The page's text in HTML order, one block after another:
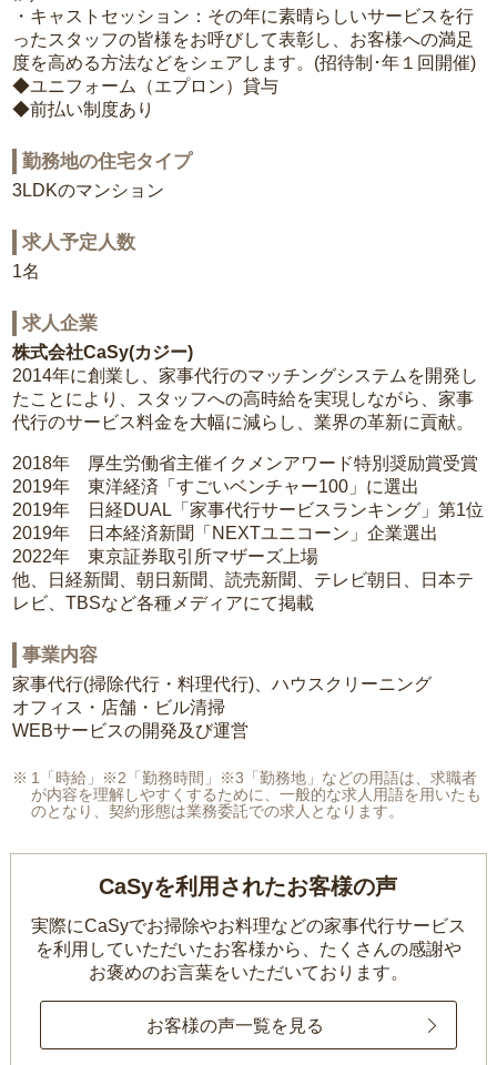
・キャストセッション：その年に素晴らしいサービスを行
ったスタッフの皆様をお呼びして表彰し、お客様への満足
度を高める方法などをシェアします。(招待制･年１回開催)
◆ユニフォーム（エプロン）貸与
◆前払い制度あり
勤務地の住宅タイプ
3LDKのマンション
求人予定人数
1名
求人企業
株式会社CaSy(カジー)
2014年に創業し、家事代行のマッチングシステムを開発し
たことにより、スタッフへの高時給を実現しながら、家事
代行のサービス料金を大幅に減らし、業界の革新に貢献。
2018年 厚生労働省主催イクメンアワード特別奨励賞受賞
2019年 東洋経済「すごいベンチャー100」に選出
2019年 日経DUAL「家事代行サービスランキング」第1位
2019年 日本経済新聞「NEXTユニコーン」企業選出
2022年 東京証券取引所マザーズ上場
他、日経新聞、朝日新聞、読売新聞、テレビ朝日、日本テ
レビ、TBSなど各種メディアにて掲載
事業内容
家事代行(掃除代行・料理代行)、ハウスクリーニング
オフィス・店舗・ビル清掃
WEBサービスの開発及び運営
1「時給」※2「勤務時間」※3「勤務地」などの用語は、求職者
が内容を理解しやすくするために、一般的な求人用語を用いたも
のとなり、契約形態は業務委託での求人となります。
CaSyを利用されたお客様の声
実際にCaSyでお掃除やお料理などの家事代行サービス
を利用していただいたお客様から、 たくさんの感謝や
お褒めのお言葉をいただいております。
お客様の声一覧を見る